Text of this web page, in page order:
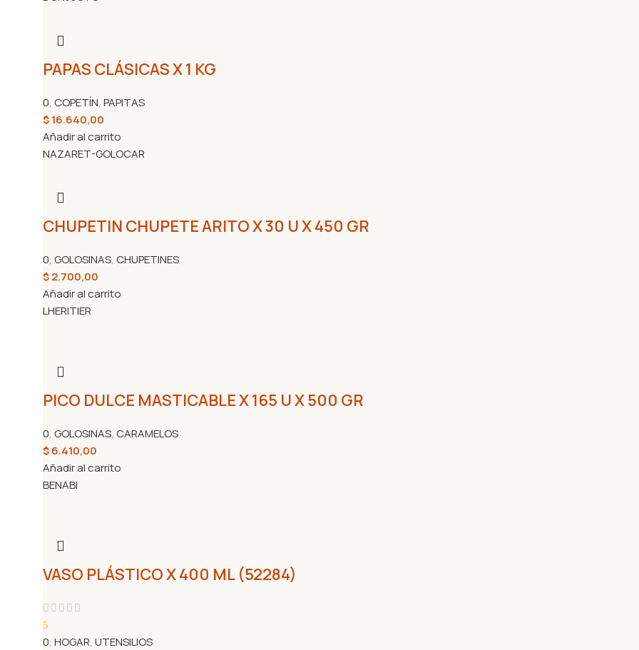
PAPAS CLÁSICAS X 1 KG
0, COPETÍN, PAPITAS
$16.640,00
Añadir al carrito
NAZARET-GOLOCAR
CHUPETIN CHUPETE ARITO X 30 U X 450 GR
0, GOLOSINAS, CHUPETINES
$2.700,00
Añadir al carrito
LHERITIER
PICO DULCE MASTICABLE X 165 U X 500 GR
0, GOLOSINAS, CARAMELOS
$6.410,00
Añadir al carrito
BENABI
VASO PLÁSTICO X 400 ML (52284)
5
0, HOGAR, UTENSILIOS